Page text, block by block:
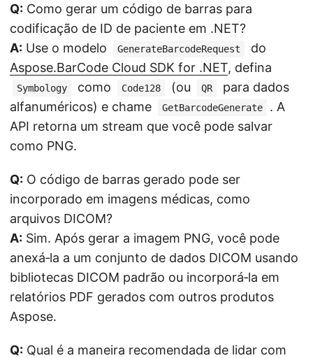
Q: Como gerar um código de barras para
codificação de ID de paciente em .NET?
A: Use o modelo GenerateBarcodeRequest
do
Aspose.BarCode Cloud SDK for .NET, defina
Symbology como Code128 (ou QR
para dados
alfanuméricos) e chame
GetBarcodeGenerate
. A
API retorna um stream que você pode salvar
como PNG.
Q: O código de barras gerado pode ser
incorporado em imagens médicas, como
arquivos DICOM?
A: Sim. Após gerar a imagem PNG, você pode
anexá‑la a um conjunto de dados DICOM usando
bibliotecas DICOM padrão ou incorporá‑la em
relatórios PDF gerados com outros produtos
Aspose.
Q: Qual é a maneira recomendada de lidar com